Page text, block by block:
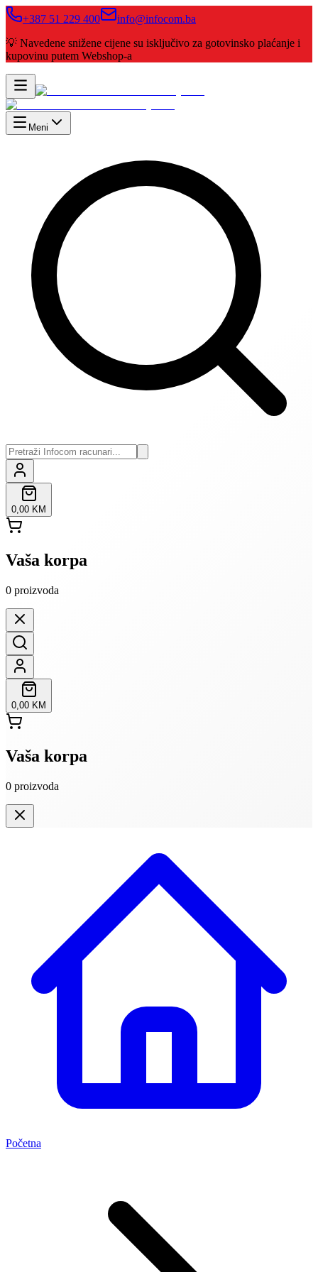
+387 51 229 400
info@infocom.ba
💡 Navedene snižene cijene su isključivo za gotovinsko plaćanje i
kupovinu putem Webshop-a
Meni
0,00 KM
Vaša korpa
0 proizvoda
0,00 KM
Vaša korpa
0 proizvoda
Početna